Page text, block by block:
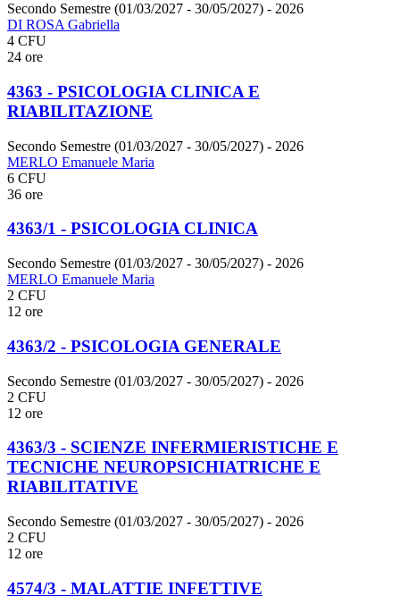
Secondo Semestre (01/03/2027 - 30/05/2027) - 2026
DI ROSA Gabriella
4 CFU
24 ore
4363 - PSICOLOGIA CLINICA E
RIABILITAZIONE
Secondo Semestre (01/03/2027 - 30/05/2027) - 2026
MERLO Emanuele Maria
6 CFU
36 ore
4363/1 - PSICOLOGIA CLINICA
Secondo Semestre (01/03/2027 - 30/05/2027) - 2026
MERLO Emanuele Maria
2 CFU
12 ore
4363/2 - PSICOLOGIA GENERALE
Secondo Semestre (01/03/2027 - 30/05/2027) - 2026
2 CFU
12 ore
4363/3 - SCIENZE INFERMIERISTICHE E
TECNICHE NEUROPSICHIATRICHE E
RIABILITATIVE
Secondo Semestre (01/03/2027 - 30/05/2027) - 2026
2 CFU
12 ore
4574/3 - MALATTIE INFETTIVE